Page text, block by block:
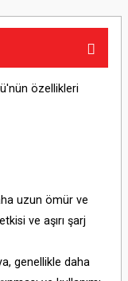
özellikleri
uzun ömür ve
ve aşırı şarj
genellikle daha